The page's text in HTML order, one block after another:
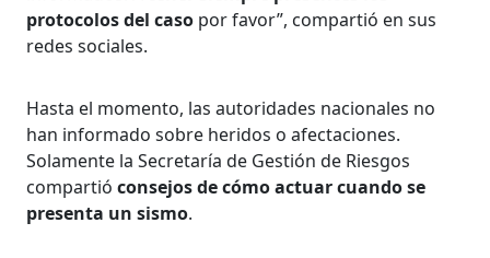
protocolos del caso por favor”, compartió en sus
redes sociales.
Hasta el momento, las autoridades nacionales no
han informado sobre heridos o afectaciones.
Solamente la Secretaría de Gestión de Riesgos
compartióconsejos de cómo actuar cuando se
presenta un sismo.